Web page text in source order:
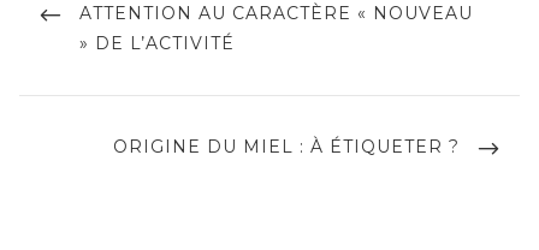
l’article
POST
ATTENTION AU CARACTÈRE « NOUVEAU
» DE L’ACTIVITÉ
NEXT
ORIGINE DU MIEL : À ÉTIQUETER ?